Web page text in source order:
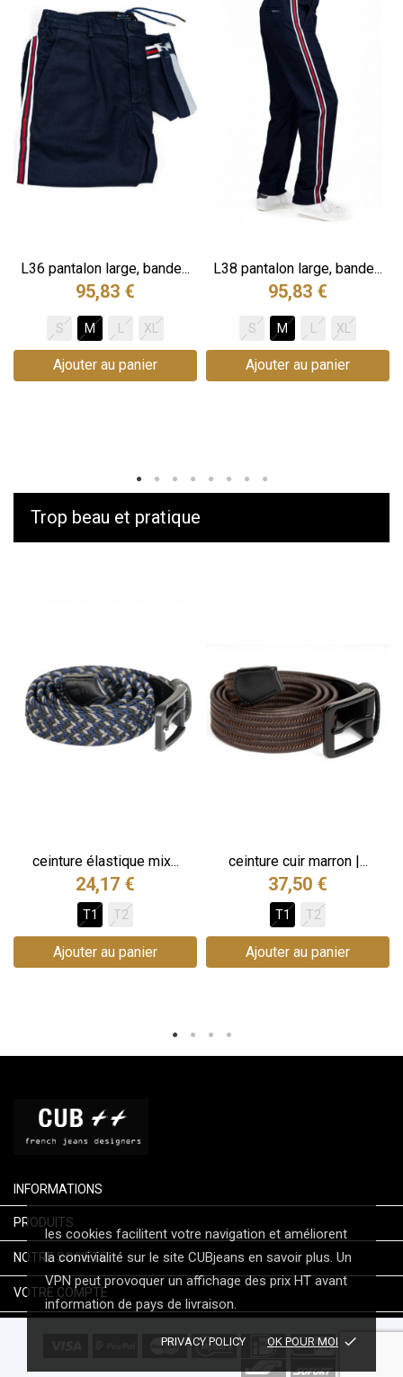
les cookies facilitent votre navigation et améliorent
la convivialité sur le site CUBjeans en savoir plus. Un
VPN peut provoquer un affichage des prix HT avant
information de pays de livraison.
PRIVACY POLICY OK POUR MOI done
L36 pantalon large, bande...
95,83 €
S M XL
Ajouter au panier
L38 pantalon large, bande...
95,83 €
S M XL
Ajouter au panier
Trop beau et pratique
ceinture élastique mix...
24,17 €
T1 T2
Ajouter au panier
ceinture cuir marron |...
37,50 €
T1 T2
Ajouter au panier
INFORMATIONS
PRODUITS
NOTRE SOCIÉTÉ
VOTRE COMPTE